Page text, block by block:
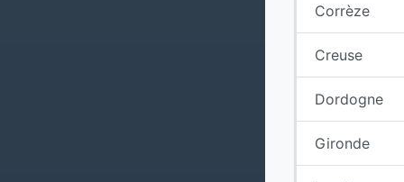
Corrèze
Creuse
Dordogne
Gironde